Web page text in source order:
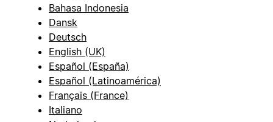
Bahasa Indonesia
Dansk
Deutsch
English (UK)
Español (España)
Español (Latinoamérica)
Français (France)
Italiano